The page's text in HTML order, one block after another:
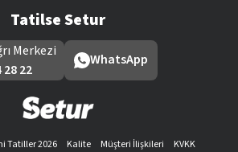
Tatilse Setur
Merkezi
28 22
WhatsApp
Tatiller 2026 Kalite Müşteri İlişkileri
KVKK